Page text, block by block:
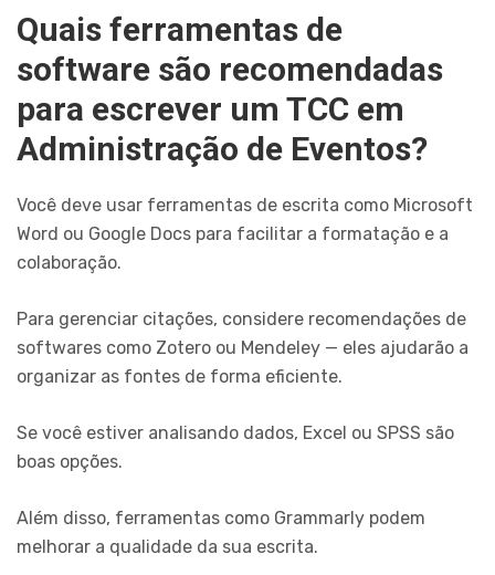
Quais ferramentas de
software são recomendadas
para escrever um TCC em
Administração de Eventos?
Você deve usar ferramentas de escrita como Microsoft
Word ou Google Docs para facilitar a formatação e a
colaboração.
Para gerenciar citações, considere recomendações de
softwares como Zotero ou Mendeley — eles ajudarão a
organizar as fontes de forma eficiente.
Se você estiver analisando dados, Excel ou SPSS são
boas opções.
Além disso, ferramentas como Grammarly podem
melhorar a qualidade da sua escrita.